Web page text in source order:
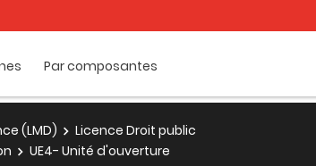
Par composantes
(LMD)
Licence Droit public
UE4- Unité d'ouverture